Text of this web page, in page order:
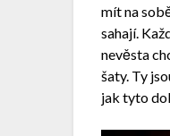
mít na
sahají.
nevěsta
šaty. Ty
jak tyto